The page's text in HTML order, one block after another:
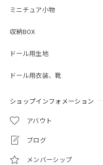
ミニチュア小物
収納BOX
ドール用生地
ドール用衣装、靴
ショップインフォメーション
アバウト
ブログ
メンバーシップ